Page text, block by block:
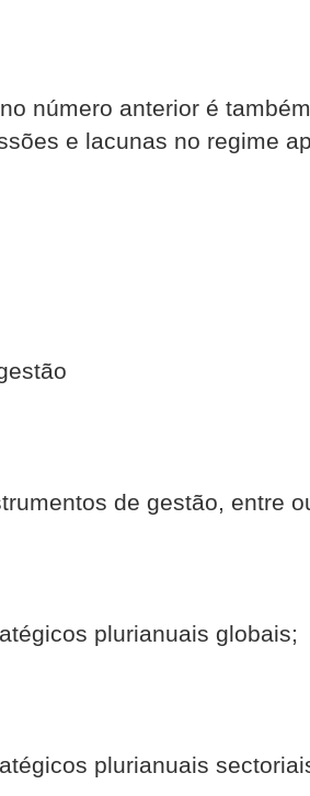
no número anterior é
e lacunas no regime
de gestão, entre
plurianuais globais;
plurianuais